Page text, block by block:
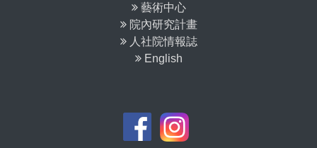
藝術中心
院內研究計畫
人社院情報誌
English